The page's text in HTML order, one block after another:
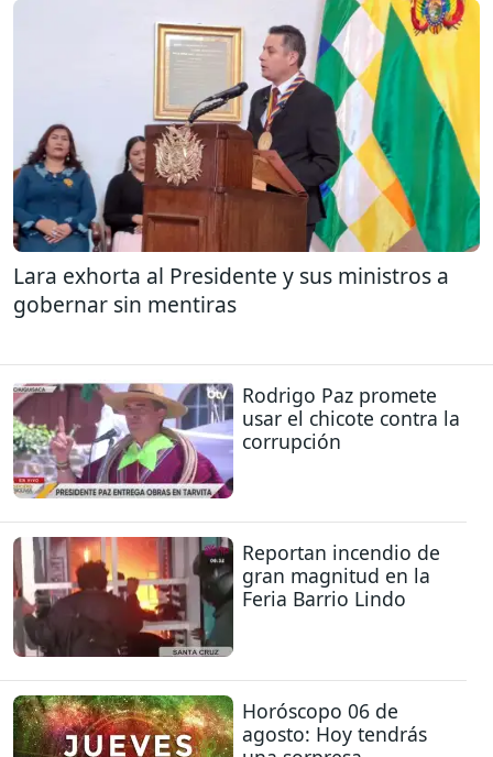
Lara exhorta al Presidente y sus ministros a
gobernar sin mentiras
Rodrigo Paz promete
usar el chicote contra la
corrupción
Reportan incendio de
gran magnitud en la
Feria Barrio Lindo
Horóscopo 06 de
agosto: Hoy tendrás